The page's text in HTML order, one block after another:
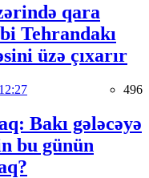
qara
Tehrandakı
üzə çıxarır
496
Bakı gələcəyə
bu günün